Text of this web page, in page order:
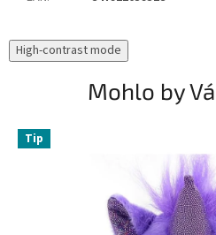
High-contrast mode
Mohlo by
Tip